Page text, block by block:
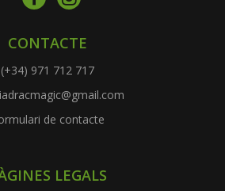
CONTACTE
(+34) 971 712 717
de contacte
LEGALS